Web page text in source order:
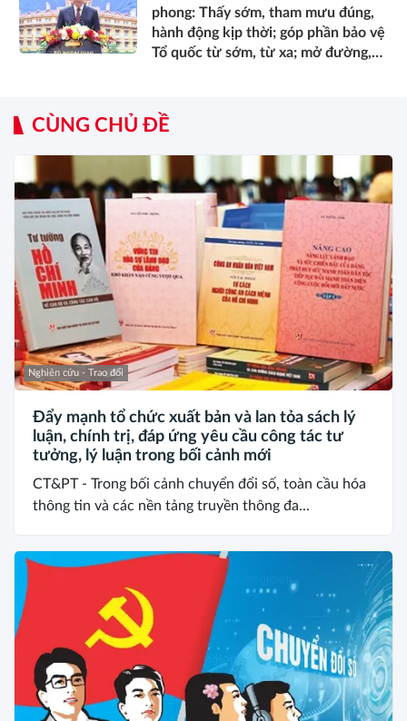
phong: Thấy sớm, tham mưu đúng,
hành động kịp thời; góp phần bảo vệ
Tổ quốc từ sớm, từ xa; mở đường,
CÙNG CHỦ ĐỀ
Nghiên cứu - Trao đổi
Đẩy mạnh tổ chức xuất bản và lan tỏa sách lý
luận, chính trị, đáp ứng yêu cầu công tác tư
tưởng, lý luận trong bối cảnh mới
CT&PT - Trong bối cảnh chuyển đổi số, toàn cầu hóa
thông tin và các nền tảng truyền thông đa...